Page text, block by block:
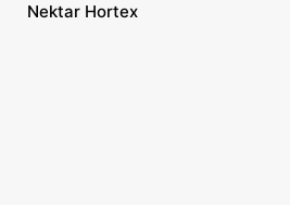
Nektar Hortex